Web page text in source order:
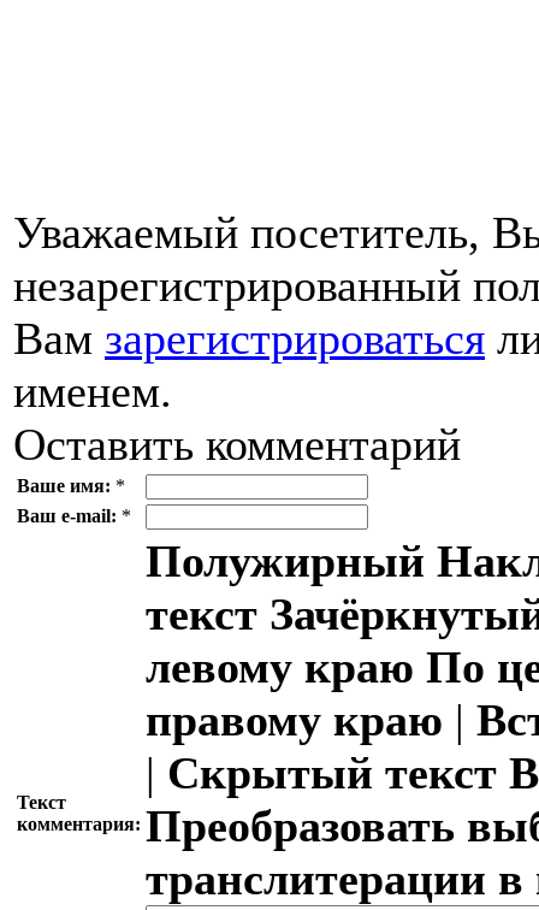
Уважаемый посетитель,
незарегистрированный
Вам зарегистрироваться
именем.
Оставить комментарий
Ваше имя: *
Ваш e-mail: *
Текст
комментария:
Полужирный
текст
левому краю По
правому краю |
| Скрытый текст
Преобразовать
транслитерации